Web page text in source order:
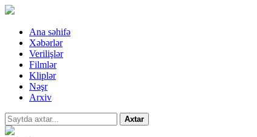
Ana səhifə
Xəbərlər
Verilişlər
Filmlər
Kliplər
Nəşr
Arxiv
Axtar